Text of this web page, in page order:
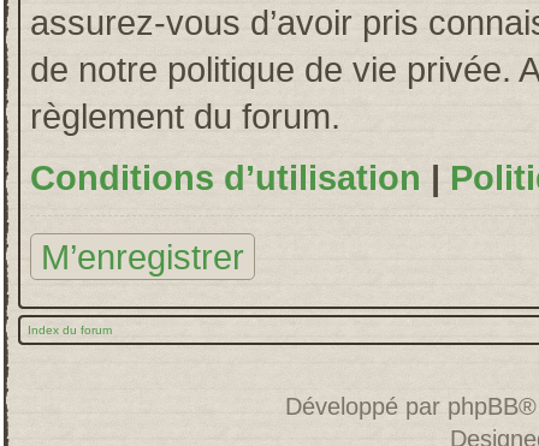
assurez-vous d’avoir pris
de notre politique de vie privée.
règlement du forum.
Conditions d’utilisation |
M’enregistrer
Index du forum
Développé par phpBB®